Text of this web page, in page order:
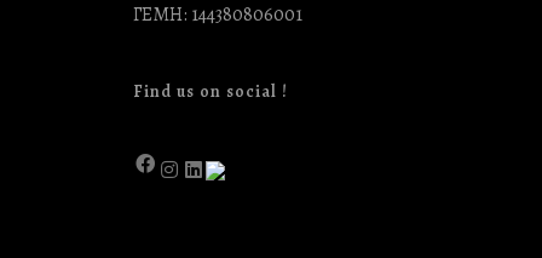
ΓΕΜΗ: 144380806001
Find us on social !